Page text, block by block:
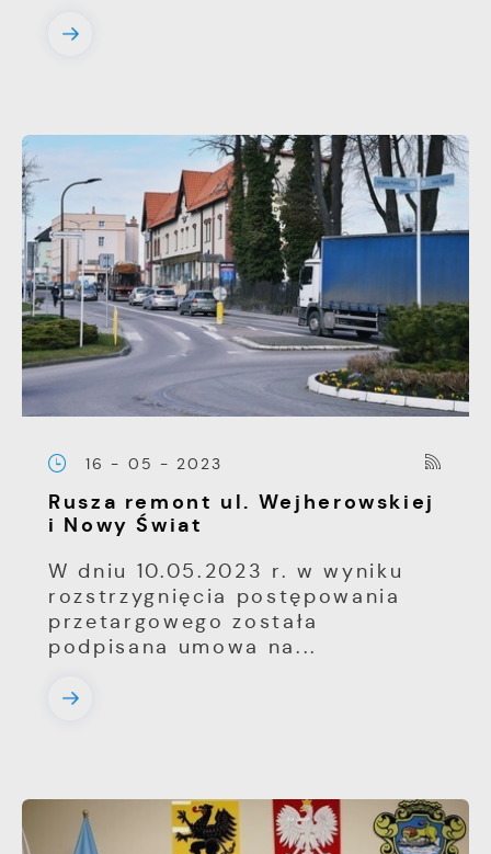
16 - 05 - 2023
Rusza remont ul. Wejherowskiej
i Nowy Świat
W dniu 10.05.2023 r. w wyniku
rozstrzygnięcia postępowania
przetargowego została
podpisana umowa na...